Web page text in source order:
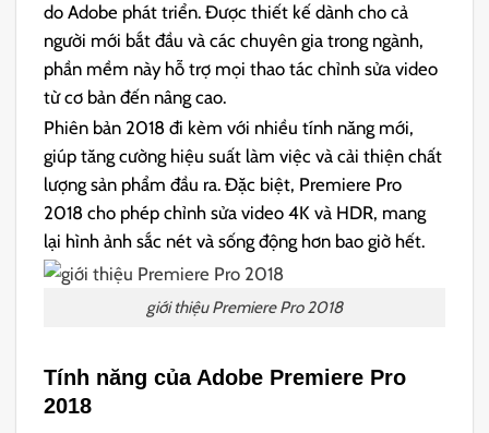
do Adobe phát triển. Được thiết kế dành cho cả
người mới bắt đầu và các chuyên gia trong ngành,
phần mềm này hỗ trợ mọi thao tác chỉnh sửa video
từ cơ bản đến nâng cao.
Phiên bản 2018 đi kèm với nhiều tính năng mới,
giúp tăng cường hiệu suất làm việc và cải thiện chất
lượng sản phẩm đầu ra. Đặc biệt, Premiere Pro
2018 cho phép chỉnh sửa video 4K và HDR, mang
lại hình ảnh sắc nét và sống động hơn bao giờ hết.
giới thiệu Premiere Pro 2018
Tính năng của Adobe Premiere Pro
2018